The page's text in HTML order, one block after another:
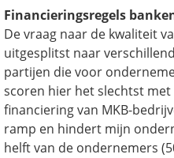
Financieringsregels
De vraag naar de kwaliteit
uitgesplitst naar
partijen die voor
scoren hier het slechtst
financiering van MKB-
ramp en hindert mijn
helft van de ondernemers